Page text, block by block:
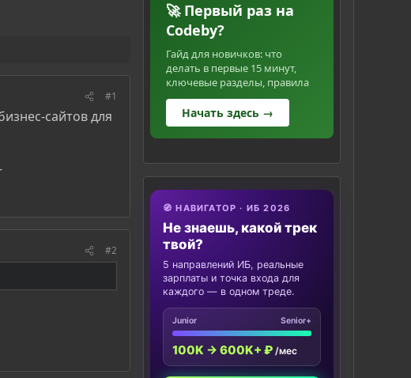
#1
сайтов для
#2
🚀 Первый раз на
Codeby?
Гайд для новичков: что
делать в первые 15 минут,
ключевые разделы, правила
Начать здесь →
🧭 НАВИГАТОР · ИБ 2026
Не знаешь, какой трек
твой?
5 направлений ИБ, реальные
зарплаты и точка входа для
каждого — в одном треде.
Junior Senior+
100K → 600K+ ₽ /мес